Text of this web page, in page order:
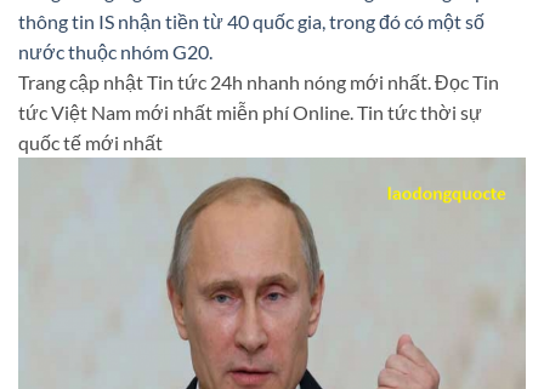
thông tin IS nhận tiền từ 40 quốc gia, trong đó có một số
nước thuộc nhóm G20.
Trang cập nhật Tin tức 24h nhanh nóng mới nhất. Đọc Tin
tức Việt Nam mới nhất miễn phí Online. Tin tức thời sự
quốc tế mới nhất